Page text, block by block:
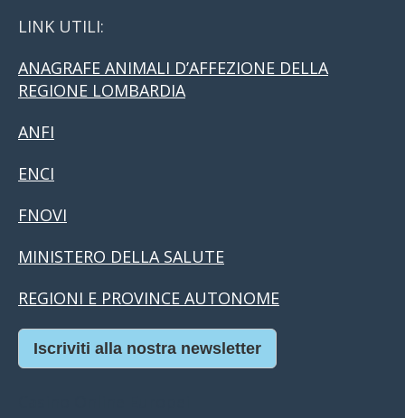
LINK UTILI:
ANAGRAFE ANIMALI D’AFFEZIONE DELLA
REGIONE LOMBARDIA
ANFI
ENCI
FNOVI
MINISTERO DELLA SALUTE
REGIONI E PROVINCE AUTONOME
Iscriviti alla nostra newsletter